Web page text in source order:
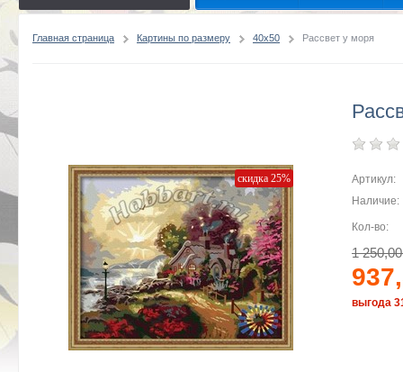
Главная страница Картины по размеру 40x50 Рассвет у моря
скидка 25%
Артикул:
Наличие:
Кол-во:
1
выгода